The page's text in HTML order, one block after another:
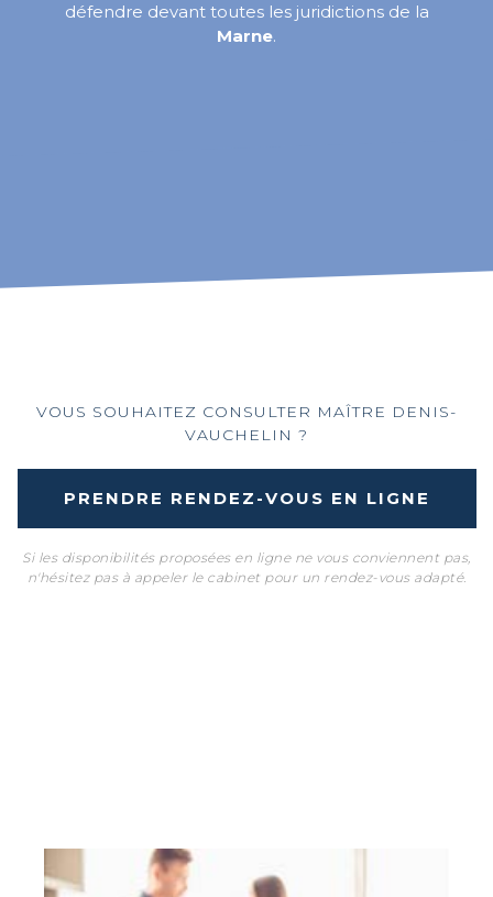
défendre devant toutes les juridictions de la
Marne.
VOUS SOUHAITEZ CONSULTER MAÎTRE DENIS-
VAUCHELIN ?
PRENDRE RENDEZ-VOUS EN LIGNE
Si les disponibilités proposées en ligne ne vous conviennent pas,
n'hésitez pas à appeler le cabinet pour un rendez-vous adapté.